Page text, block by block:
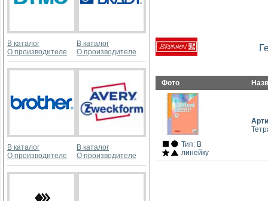
В каталог
О производителе
В каталог
О производителе
В каталог
О производителе
В каталог
О производителе
Фото
Тип: В
линейку